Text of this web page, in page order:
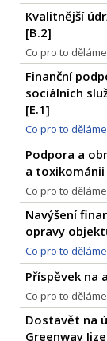
Kvalitnější
[B.2]
Co pro to
Finanční
sociálních
[E.1]
Co pro to
Podpora a
a toxikománii
Co pro to
Navýšení
opravy
Co pro to
Příspěvek na
Co pro to
Dostavět na
Greenway